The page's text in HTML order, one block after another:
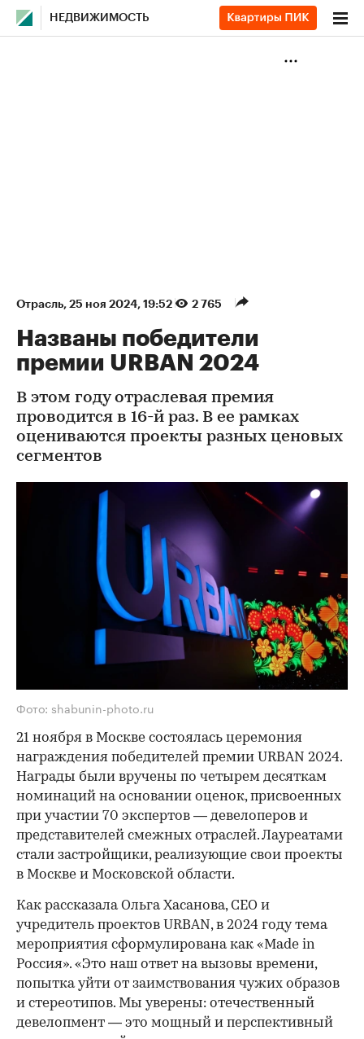
НЕДВИЖИМОСТЬ
Отрасль⁠, 25 ноя 2024, 19:52 2 765
Названы победители
премии URBAN 2024
В этом году отраслевая премия
проводится в 16-й раз. В ее рамках
оцениваются проекты разных ценовых
сегментов
Фото: shabunin-photo.ru
21 ноября в Москве состоялась церемония
награждения победителей премии URBAN 2024.
Награды были вручены по четырем десяткам
номинаций на основании оценок, присвоенных
при участии 70 экспертов — девелоперов и
представителей смежных отраслей. Лауреатами
стали застройщики, реализующие свои проекты
в Москве и Московской области.
Как рассказала Ольга Хасанова, CEO и
учредитель проектов URBAN, в 2024 году тема
мероприятия сформулирована как «Made in
Россия». «Это наш ответ на вызовы времени,
попытка уйти от заимствования чужих образов
и стереотипов. Мы уверены: отечественный
девелопмент — это мощный и перспективный